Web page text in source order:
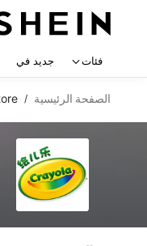
فئات جديد في
الصفحة الرئيسية /